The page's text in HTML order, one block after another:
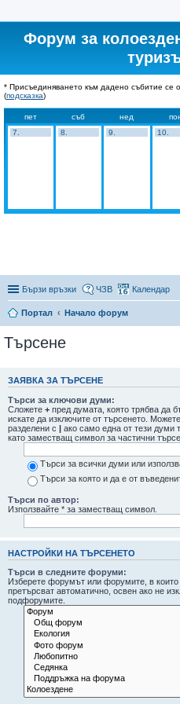
Форум за
* Присъединяването към дадено събитие се
(подсказка)
пет съб нед
7.
8. 9. 10.
Бързи връзки ЧЗВ Календар
Портал
Начало форум
Търсене
ЗАЯВКА ЗА ТЪРСЕНЕ
Търси за ключови думи:
Сложете + пред думата, която трябва да
искате да изключите от търсенето.
разделени с | ако само една от тези думи
като заместващ символ за частични
Търси за всички думи или
Търси за която и да е от
Търси по автор:
Използвайте * за заместващ символ.
НАСТРОЙКИ НА ТЪРСЕНЕТО
Търси в следните форуми:
Изберете форумът или форумите, в
претърсват автоматично, освен ако не
подфорумите.